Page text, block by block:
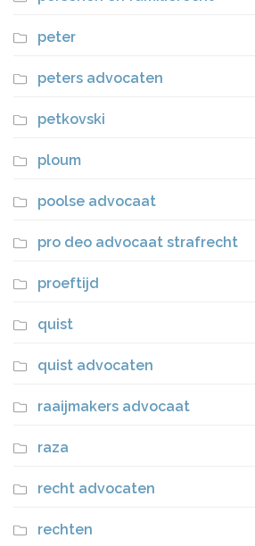
peter
peters advocaten
petkovski
ploum
poolse advocaat
pro deo advocaat strafrecht
proeftijd
quist
quist advocaten
raaijmakers advocaat
raza
recht advocaten
rechten